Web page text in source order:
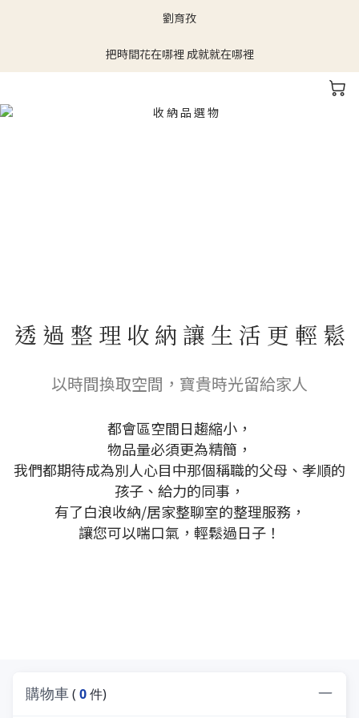
劉育孜
把時間花在哪裡 成就就在哪裡
透 過 整 理 收 納 讓 生 活 更 輕 鬆
以時間換取空間，寶貴時光留給家人
都會區空間日趨縮小，
物品量必須更為精簡，
我們都期待成為別人心目中那個稱職的父母、孝順的
孩子、給力的同事，
有了白浪收納/居家整聊室的整理服務，
讓您可以喘口氣，輕鬆過日子！
購物車( 0件)